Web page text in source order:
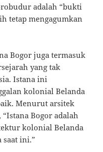
adalah “bukti
tetap mengagumkan
Bogor juga termasuk
yang tak
Istana ini
kolonial Belanda
Menurut arsitek
Bogor adalah
kolonial Belanda
saat ini.”